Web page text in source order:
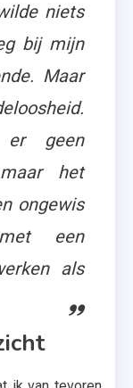
niets
bij mijn
Maar
geen
het
ongewis
een
als